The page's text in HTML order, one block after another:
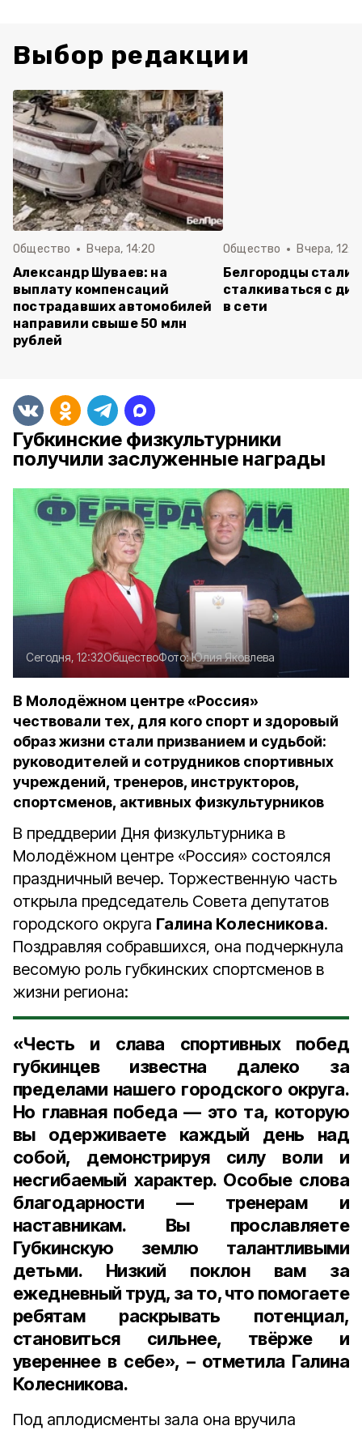
Выбор редакции
Общество Вчера, 14:20
Александр Шуваев: на
выплату компенсаций
пострадавших автомобилей
направили свыше 50 млн
рублей
Общество Вчера,
Белгородцы стали
сталкиваться с
в сети
Губкинские физкультурники
получили заслуженные награды
Сегодня, 12:32ОбществоФото:Юлия Яковлева
В Молодёжном центре «Россия»
чествовали тех, для кого спорт и здоровый
образ жизни стали призванием и судьбой:
руководителей и сотрудников спортивных
учреждений, тренеров, инструкторов,
спортсменов, активных физкультурников
В преддверии Дня физкультурника в
Молодёжном центре «Россия» состоялся
праздничный вечер. Торжественную часть
открыла председатель Совета депутатов
городского округа Галина Колесникова.
Поздравляя собравшихся, она подчеркнула
весомую роль губкинских спортсменов в
жизни региона:
«Честь и слава спортивных побед
губкинцев известна далеко за
пределами нашего городского округа.
Но главная победа — это та, которую
вы одерживаете каждый день над
собой, демонстрируя силу воли и
несгибаемый характер. Особые слова
благодарности — тренерам и
наставникам. Вы прославляете
Губкинскую землю талантливыми
детьми. Низкий поклон вам за
ежедневный труд, за то, что помогаете
ребятам раскрывать потенциал,
становиться сильнее, твёрже и
увереннее в себе», – отметила Галина
Колесникова.
Под аплодисменты зала она вручила